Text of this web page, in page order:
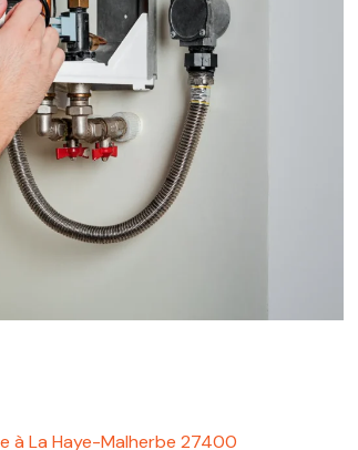
à La Haye-Malherbe 27400